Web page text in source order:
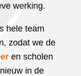
werking.
hele team
zodat we de
en scholen
in de